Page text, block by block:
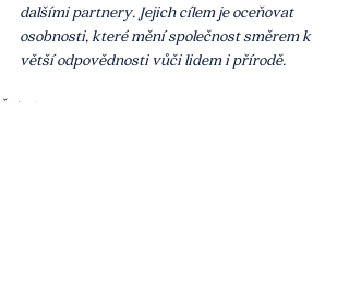
dalšími partnery. Jejich cílem je oceňovat
osobnosti, které mění společnost směrem k
větší odpovědnosti vůči lidem i přírodě.
Článek